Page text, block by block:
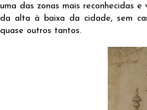
uma das zonas mais reconhecidas
da alta à baixa da cidade, sem
quase outros tantos.